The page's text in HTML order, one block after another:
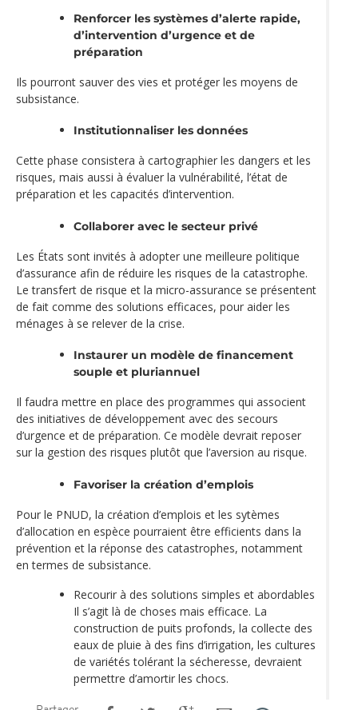
Renforcer les systèmes d’alerte rapide,
d’intervention d’urgence et de
préparation
Ils pourront sauver des vies et protéger les moyens de
subsistance.
Institutionnaliser les données
Cette phase consistera à cartographier les dangers et les
risques, mais aussi à évaluer la vulnérabilité, l’état de
préparation et les capacités d’intervention.
Collaborer avec le secteur privé
Les États sont invités à adopter une meilleure politique
d’assurance afin de réduire les risques de la catastrophe.
Le transfert de risque et la micro-assurance se présentent
de fait comme des solutions efficaces, pour aider les
ménages à se relever de la crise.
Instaurer un modèle de financement
souple et pluriannuel
Il faudra mettre en place des programmes qui associent
des initiatives de développement avec des secours
d’urgence et de préparation. Ce modèle devrait reposer
sur la gestion des risques plutôt que l’aversion au risque.
Favoriser la création d’emplois
Pour le PNUD, la création d’emplois et les sytèmes
d’allocation en espèce pourraient être efficients dans la
prévention et la réponse des catastrophes, notamment
en termes de subsistance.
Recourir à des solutions simples et abordables
Il s’agit là de choses mais efficace. La
construction de puits profonds, la collecte des
eaux de pluie à des fins d’irrigation, les cultures
de variétés tolérant la sécheresse, devraient
permettre d’amortir les chocs.